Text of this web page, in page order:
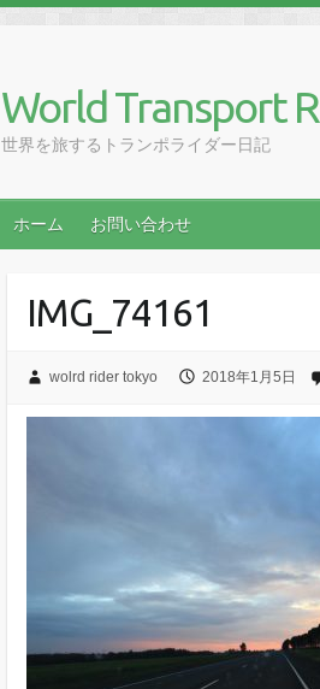
World Transport
世界を旅するトランポライダー日記
ホーム お問い合わせ
IMG_74161
wolrd rider tokyo 2018年1月5日